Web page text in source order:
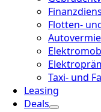
Flotten-
Taxi- und
Leasing
Deals